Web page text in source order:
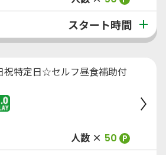
スタート時間
祝特定日☆セルフ昼食補助付
人数 × 50 P